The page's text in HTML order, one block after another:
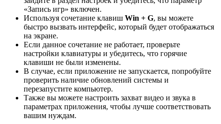
«Запись игр» включен.
Используя сочетание клавиш Win + G, вы можете
быстро вызвать интерфейс, который будет отображаться
на экране.
Если данное сочетание не работает, проверьте
настройки клавиатуры и убедитесь, что горячие
клавиши не были изменены.
В случае, если приложение не запускается, попробуйте
проверить наличие обновлений системы и
перезапустите компьютер.
Также вы можете настроить захват видео и звука в
параметрах приложения, чтобы лучше соответствовать
вашим нуждам.